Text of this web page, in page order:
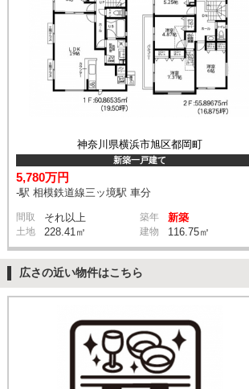
神奈川県横浜市旭区都岡町
新築一戸建て
5,780万円
-駅 相模鉄道線三ッ境駅 車分
間取 それ以上 築年 新築
土地 228.41㎡ 建物 116.75㎡
広さの近い物件はこちら